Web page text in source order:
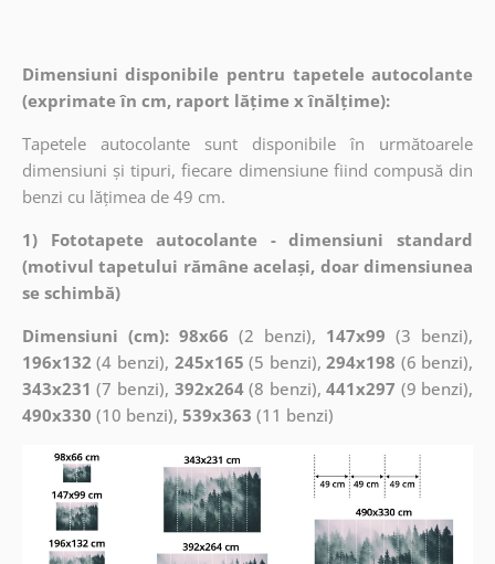
Dimensiuni disponibile pentru tapetele autocolante
(exprimate în cm, raport lățime x înălțime):
Tapetele autocolante sunt disponibile în următoarele
dimensiuni și tipuri, fiecare dimensiune fiind compusă din
benzi cu lățimea de 49 cm.
1) Fototapete autocolante - dimensiuni standard
(motivul tapetului rămâne același, doar dimensiunea
se schimbă)
Dimensiuni (cm): 98x66 (2 benzi), 147x99 (3 benzi),
196x132 (4 benzi), 245x165 (5 benzi),294x198 (6 benzi),
343x231 (7 benzi), 392x264(8 benzi),441x297 (9 benzi),
490x330 (10 benzi), 539x363 (11 benzi)